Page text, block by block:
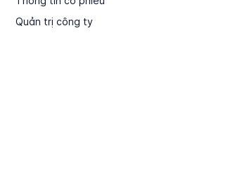
Quản trị công ty